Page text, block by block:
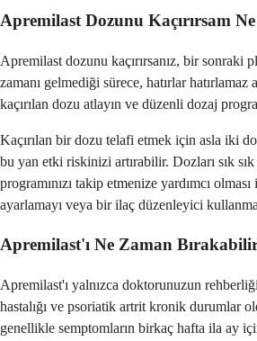
Apremilast Dozunu Kaçırırsam Ne
Apremilast dozunu kaçırırsanız, bir sonraki
zamanı gelmediği sürece, hatırlar hatırlamaz
kaçırılan dozu atlayın ve düzenli dozaj
Kaçırılan bir dozu telafi etmek için asla iki
bu yan etki riskinizi artırabilir. Dozları sık
programınızı takip etmenize yardımcı
ayarlamayı veya bir ilaç düzenleyici
Apremilast'ı Ne Zaman
Apremilast'ı yalnızca doktorunuzun
hastalığı ve psoriatik artrit kronik durumlar
genellikle semptomların birkaç hafta ila ay